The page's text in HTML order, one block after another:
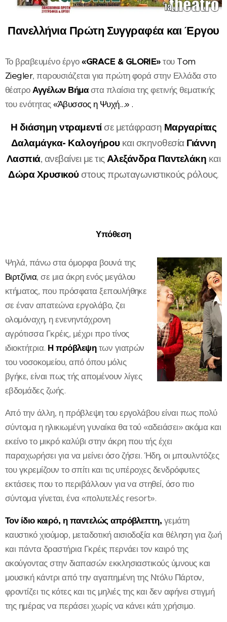
Πανελλήνια Πρώτη Συγγραφέα και Έργου
Το βραβευμένο έργο«GRACE & GLORIE»του Tom
Ziegler, παρουσιάζεται για πρώτη φορά στην Ελλάδα στο
θέατροΑγγέλων Βήμαστα πλαίσια της φετινής θεματικής
του ενότητας«Άβυσσος η Ψυχή...» .
Η διάσημη ντραμεντίσε μετάφραση Μαργαρίτας
Δαλαμάγκα- Καλογήρουκαι σκηνοθεσίαΓιάννη
Λασπιά, ανεβαίνει με τις Αλεξάνδρα Παντελάκη και
Δώρα Χρυσικούστους πρωταγωνιστικούς ρόλους.
Υπόθεση
Ψηλά, πάνω στα όμορφα βουνά της
Βιρτζίνια, σε μια άκρη ενός μεγάλου
κτήματος, που πρόσφατα ξεπουλήθηκε
σε έναν απατεώνα εργολάβο, ζει
ολομόναχη, η ενενηντάχρονη
αγρότισσα Γκρέις, μέχρι προ τίνος
ιδιοκτήτρια. Η πρόβλεψητων γιατρών
του νοσοκομείου, από όπου μόλις
βγήκε, είναι πως τής απομένουν λίγες
εβδομάδες ζωής.
Από την άλλη, η πρόβλεψη του εργολάβου είναι πως πολύ
σύντομα η ηλικιωμένη γυναίκα θα τού «αδειάσει» ακόμα και
εκείνο το μικρό καλύβι στην άκρη που τής έχει
παραχωρήσει για να μείνει όσο ζήσει. Ήδη, οι μπουλντόζες
του γκρεμίζουν το σπίτι και τις υπέροχες δενδρόφυτες
εκτάσεις που το περιβάλλουν για να στηθεί, όσο πιο
σύντομα γίνεται, ένα «πολυτελές resort».
Τον ίδιο καιρό, η παντελώς απρόβλεπτη, γεμάτη
καυστικό χιούμορ, μεταδοτική αισιοδοξία και θέληση για ζωή
και πάντα δραστήρια Γκρέις περνάει τον καιρό της
ακούγοντας στην διαπασών εκκλησιαστικούς ύμνους και
μουσική κάντρι από την αγαπημένη της Ντόλυ Πάρτον,
φροντίζει τις κότες και τις μηλιές της και δεν αφήνει στιγμή
της ημέρας να περάσει χωρίς να κάνει κάτι χρήσιμο.